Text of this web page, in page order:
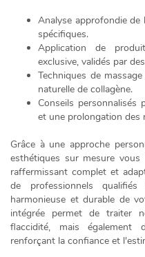
Analyse approfondie
spécifiques.
Application de
exclusive, validés par
Techniques de
naturelle de collagène.
Conseils
et une prolongation des
Grâce à une approche
esthétiques sur mesure
raffermissant complet et
de professionnels
harmonieuse et durable de
intégrée permet de traiter
flaccidité, mais
renforçant la confiance et